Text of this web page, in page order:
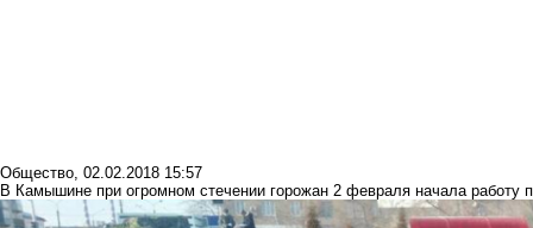
Общество, 02.02.2018 15:57
В Камышине при огромном стечении горожан 2 февраля начала работу